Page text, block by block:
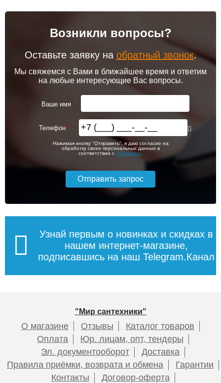
Возникли вопросы?
Оставьте заявку на обратный звонок.
Мы свяжемся с Вами в ближайшее время и ответим
на любые интересующие Вас вопросы.
Ваше имя
Телефон
Нажимая кнопку "Отправить", я даю согласие на
обработку своих персональных данных в
соответствии с Условиями
Узнай первым о новинках и скидках в
нашем интернет-магазине,
подписавшись на наш Telegram.Канал
"Мир сантехники"
О магазине Отзывы
Каталог товаров
Оплата
Юр. лицам, опт, тендеры
Эл. документооборот
Доставка
Правила приёмки, возврата и обмена
Гарантии
Контакты
Договор-оферта